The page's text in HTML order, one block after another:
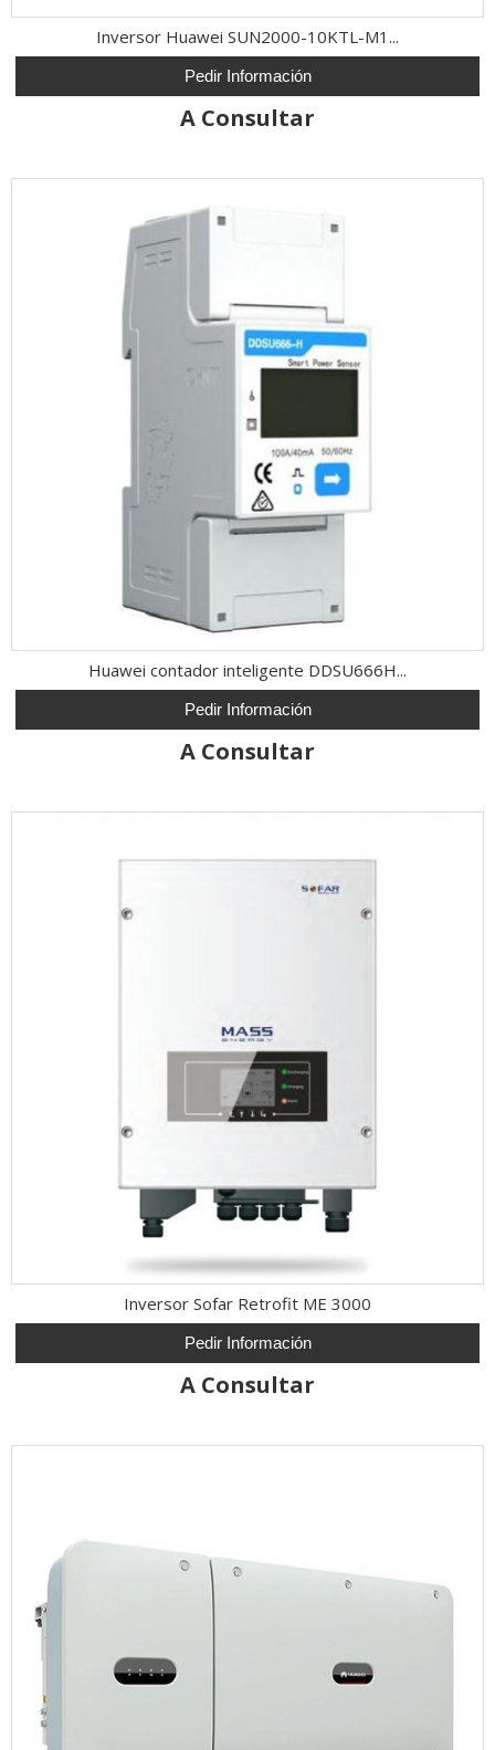
Inversor Huawei SUN2000-10KTL-M1...
Pedir Información
A Consultar
Huawei contador inteligente DDSU666H...
Pedir Información
A Consultar
Inversor Sofar Retrofit ME 3000
Pedir Información
A Consultar